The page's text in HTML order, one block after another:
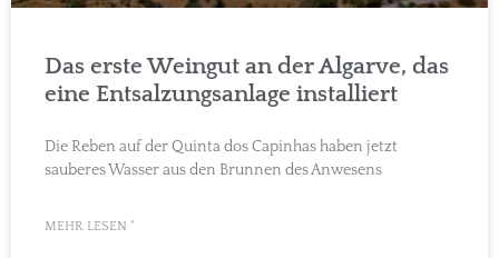
Das erste Weingut an der Algarve, das
eine Entsalzungsanlage installiert
Die Reben auf der Quinta dos Capinhas haben jetzt
sauberes Wasser aus den Brunnen des Anwesens
MEHR LESEN "